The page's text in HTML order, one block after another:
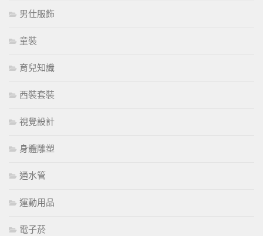
男仕服飾
童裝
育兒知識
西裝套裝
視覺設計
身體雕塑
通水管
運動用品
電子菸